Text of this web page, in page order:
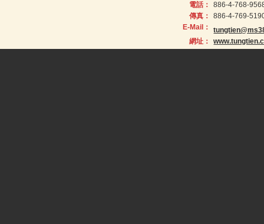
電話：
886-4-768-
傳真：
886-4-769-
E-Mail：
網址：